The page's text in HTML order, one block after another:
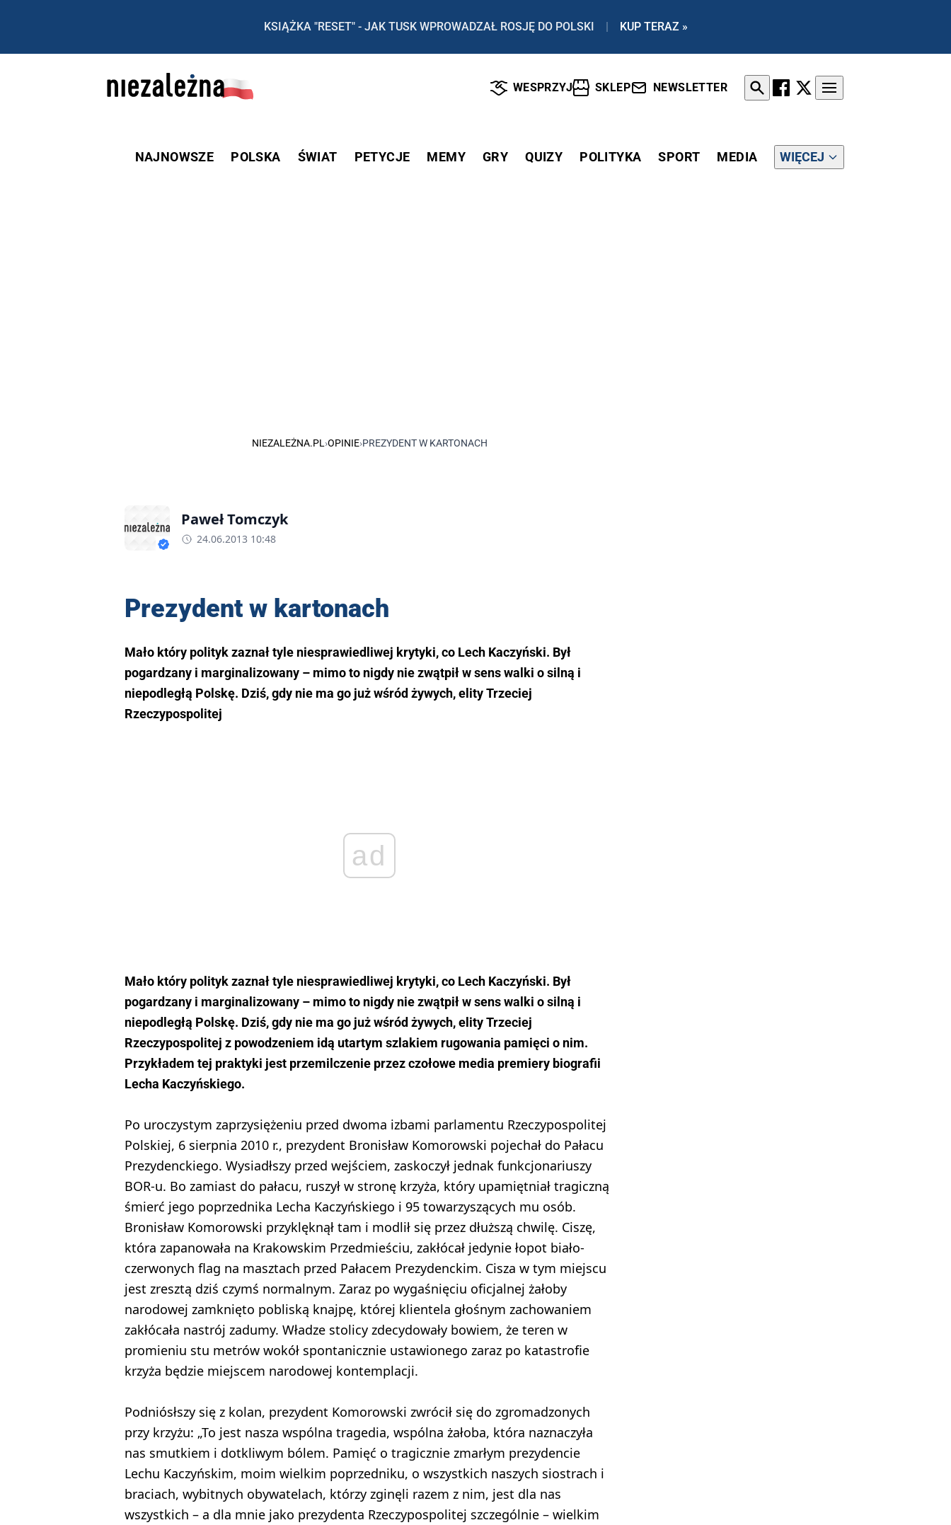
KSIĄŻKA "RESET" - JAK TUSK WPROWADZAŁ ROSJĘ DO POLSKI | KUP TERAZ »
WESPRZYJ SKLEP NEWSLETTER
NAJNOWSZE POLSKA ŚWIAT PETYCJE MEMY GRY QUIZY POLITYKA SPORT MEDIA WIĘCEJ
NIEZALEŻNA.PL ›OPINIE›PREZYDENT W KARTONACH
Paweł Tomczyk
24.06.2013 10:48
Prezydent w kartonach
Mało który polityk zaznał tyle niesprawiedliwej krytyki, co Lech Kaczyński. Był
pogardzany i marginalizowany – mimo to nigdy nie zwątpił w sens walki o silną i
niepodległą Polskę. Dziś, gdy nie ma go już wśród żywych, elity Trzeciej
Rzeczypospolitej
ad
Mało który polityk zaznał tyle niesprawiedliwej krytyki, co Lech Kaczyński. Był
pogardzany i marginalizowany – mimo to nigdy nie zwątpił w sens walki o silną i
niepodległą Polskę. Dziś, gdy nie ma go już wśród żywych, elity Trzeciej
Rzeczypospolitej z powodzeniem idą utartym szlakiem rugowania pamięci o nim.
Przykładem tej praktyki jest przemilczenie przez czołowe media premiery biografii
Lecha Kaczyńskiego.
Po uroczystym zaprzysiężeniu przed dwoma izbami parlamentu Rzeczypospolitej
Polskiej, 6 sierpnia 2010 r., prezydent Bronisław Komorowski pojechał do Pałacu
Prezydenckiego. Wysiadłszy przed wejściem, zaskoczył jednak funkcjonariuszy
BOR-u. Bo zamiast do pałacu, ruszył w stronę krzyża, który upamiętniał tragiczną
śmierć jego poprzednika Lecha Kaczyńskiego i 95 towarzyszących mu osób.
Bronisław Komorowski przyklęknął tam i modlił się przez dłuższą chwilę. Ciszę,
która zapanowała na Krakowskim Przedmieściu, zakłócał jedynie łopot biało-
czerwonych flag na masztach przed Pałacem Prezydenckim. Cisza w tym miejscu
jest zresztą dziś czymś normalnym. Zaraz po wygaśnięciu oficjalnej żałoby
narodowej zamknięto pobliską knajpę, której klientela głośnym zachowaniem
zakłócała nastrój zadumy. Władze stolicy zdecydowały bowiem, że teren w
promieniu stu metrów wokół spontanicznie ustawionego zaraz po katastrofie
krzyża będzie miejscem narodowej kontemplacji.
Podniósłszy się z kolan, prezydent Komorowski zwrócił się do zgromadzonych
przy krzyżu: „To jest nasza wspólna tragedia, wspólna żałoba, która naznaczyła
nas smutkiem i dotkliwym bólem. Pamięć o tragicznie zmarłym prezydencie
Lechu Kaczyńskim, moim wielkim poprzedniku, o wszystkich naszych siostrach i
braciach, wybitnych obywatelach, którzy zginęli razem z nim, jest dla nas
wszystkich – a dla mnie jako prezydenta Rzeczypospolitej szczególnie – wielkim